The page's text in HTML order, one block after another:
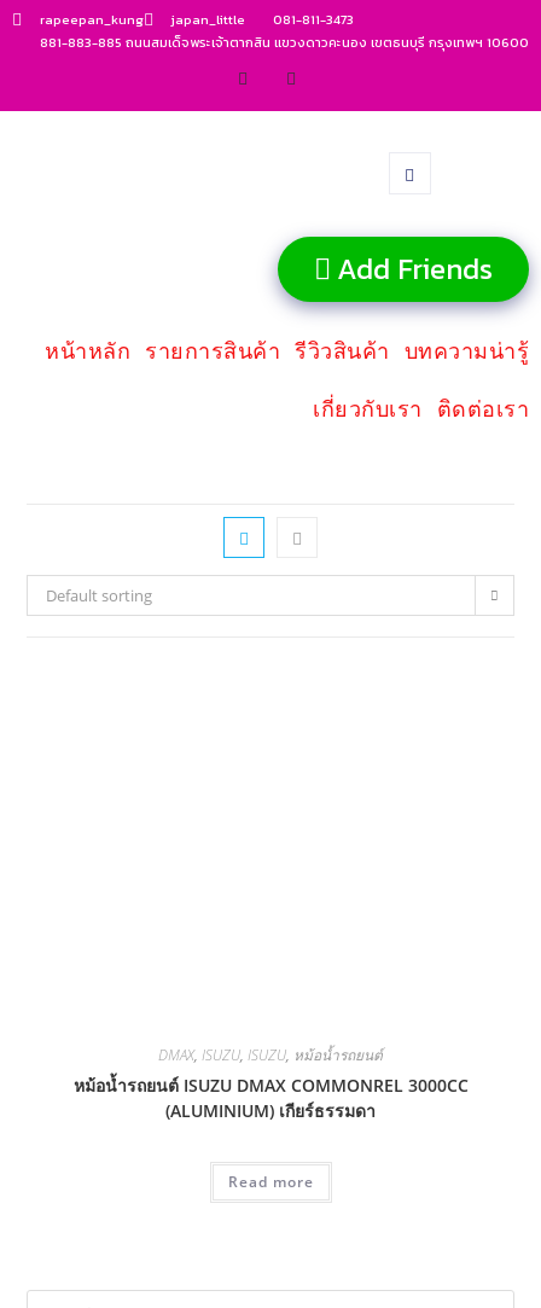
rapeepan_kung japan_little
081-811-3473
881-883-885 ถนนสมเด็จพระเจ้าตากสิน แขวงดาวคะนอง เขตธนบุรี กรุงเทพฯ 10600
Add Friends
หน้าหลัก รายการสินค้า รีวิวสินค้า บทความน่ารู้
เกี่ยวกับเรา
ติดต่อเรา
Default sorting
DMAX, ISUZU, ISUZU, หม้อน้ำรถยนต์
หม้อน้ำรถยนต์ ISUZU DMAX COMMONREL 3000CC
(ALUMINIUM) เกียร์ธรรมดา
Read more